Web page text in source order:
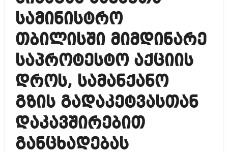
სამინისტრო
თბილისში მიმდინარე
საპროტესტო აქციის
დროს, სამანქანო
გზის გადაკეტვასთან
დაკავშირებით
განცხადებას